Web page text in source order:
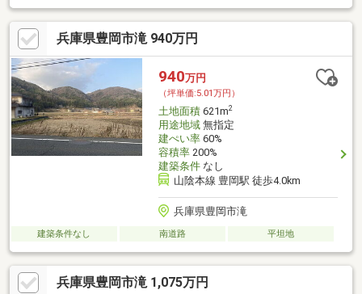
てはいかがでしょうか。不
兵庫県豊岡市滝 940万円
940万円
（坪単価:5.01万円）
土地面積621m2
用途地域無指定
建ぺい率60%
容積率200%
建築条件なし
山陰本線 豊岡駅 徒歩4.0km
兵庫県豊岡市滝
建築条件なし 南道路 平坦地
兵庫県豊岡市滝 1,075万円